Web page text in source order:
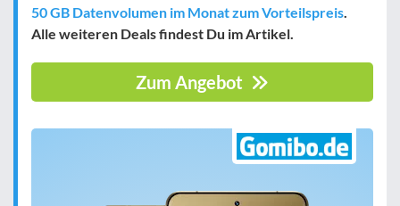
50 GB Datenvolumen im Monat zum Vorteilspreis.
Alle weiteren Deals findest Du im Artikel.
Zum Angebot